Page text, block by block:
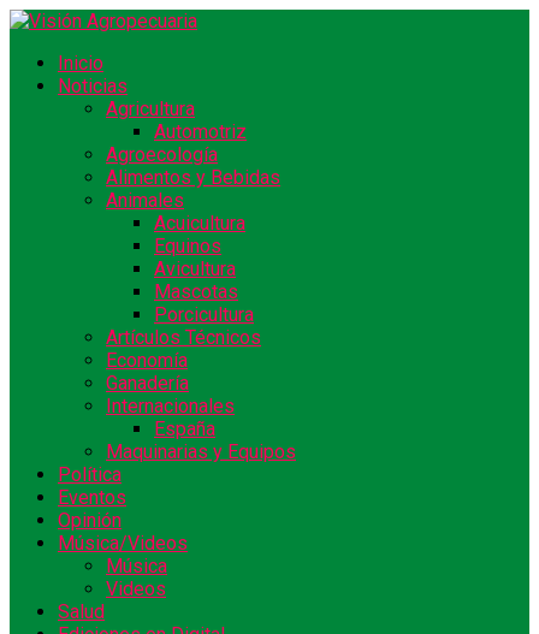
Inicio
Noticias
Agricultura
Automotriz
Agroecología
Alimentos y Bebidas
Animales
Acuicultura
Equinos
Avicultura
Mascotas
Porcicultura
Artículos Técnicos
Economía
Ganadería
Internacionales
España
Maquinarias y Equipos
Política
Eventos
Opinión
Música/Videos
Música
Videos
Salud